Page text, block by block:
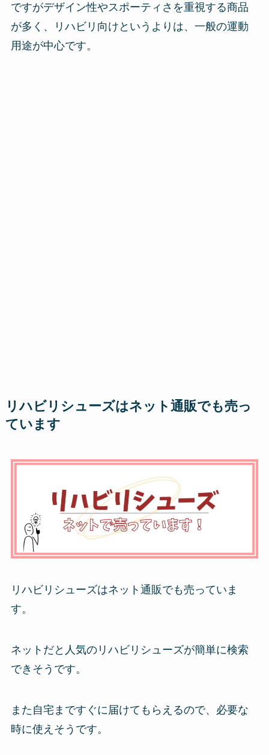
ですがデザイン性やスポーティさを重視する商品
が多く、リハビリ向けというよりは、一般の運動
用途が中心です。
リハビリシューズはネット通販でも売っ
ています
リハビリシューズはネット通販でも売っていま
す。
ネットだと人気のリハビリシューズが簡単に検索
できそうです。
また自宅まですぐに届けてもらえるので、必要な
時に使えそうです。